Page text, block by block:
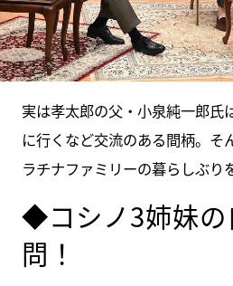
実は孝太郎の父・小泉純一郎氏
に行くなど交流のある間柄。そ
ラチナファミリーの暮らしぶり
◆コシノ3姉妹の
問！